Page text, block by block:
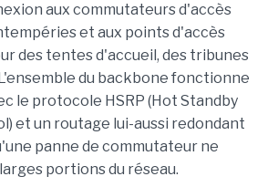
aux commutateurs d'accès
et aux points d'accès
des tentes d'accueil, des tribunes
du backbone fonctionne
le protocole HSRP (Hot Standby
et un routage lui-aussi redondant
panne de commutateur ne
portions du réseau.